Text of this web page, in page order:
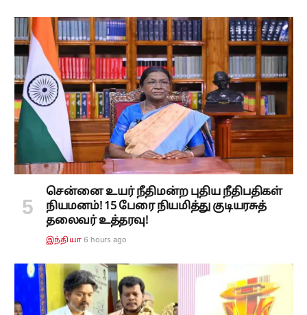
சென்னை உயர் நீதிமன்ற புதிய நீதிபதிகள்
நியமனம்! 15 பேரை நியமித்து குடியரசுத்
தலைவர் உத்தரவு!
இந்தியா 6 hours ago